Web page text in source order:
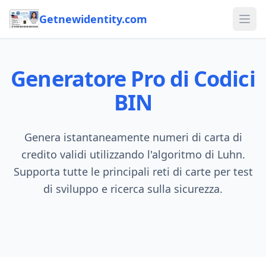
Getnewidentity.com
Generatore Pro di Codici
BIN
Genera istantaneamente numeri di carta di
credito validi utilizzando l'algoritmo di Luhn.
Supporta tutte le principali reti di carte per test
di sviluppo e ricerca sulla sicurezza.